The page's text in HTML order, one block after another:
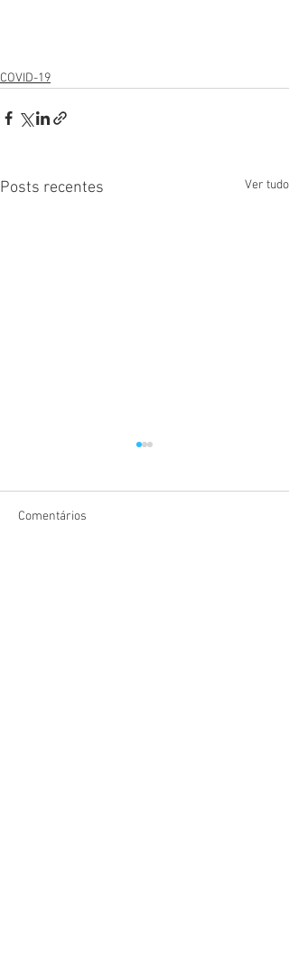
COVID-19
Posts recentes Ver tudo
Comentários